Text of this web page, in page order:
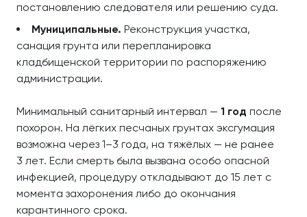
постановлению следователя или решению суда.
Муниципальные. Реконструкция участка,
санация грунта или перепланировка
кладбищенской территории по распоряжению
администрации.
Минимальный санитарный интервал — 1 год после
похорон. На лёгких песчаных грунтах эксгумация
возможна через 1–3 года, на тяжёлых — не ранее
3 лет. Если смерть была вызвана особо опасной
инфекцией, процедуру откладывают до 15 лет с
момента захоронения либо до окончания
карантинного срока.